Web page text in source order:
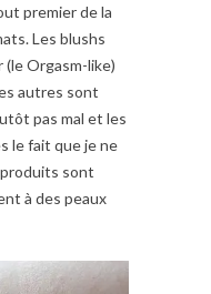
premier de la
Les blushs
(le Orgasm-like)
autres sont
pas mal et les
le fait que je ne
produits sont
à des peaux